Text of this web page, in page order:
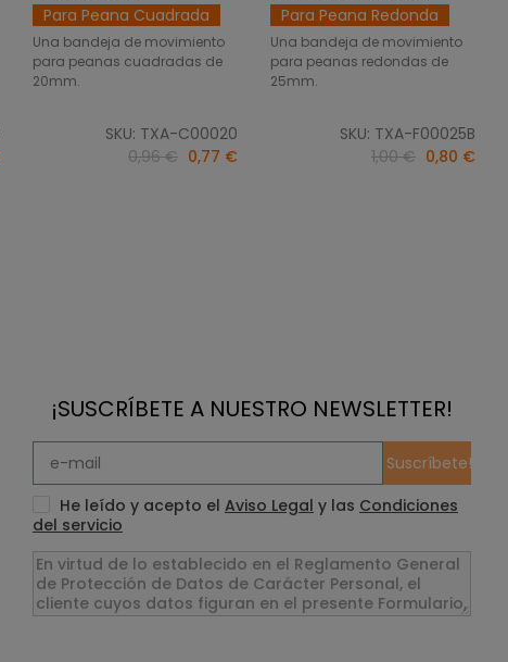
Para Peana Cuadrada
Una bandeja de movimiento
para peanas cuadradas de
20mm.
SKU: TXA-C00020
0,96 € 0,77 €
Para Peana Redonda
Una bandeja de movimiento
para peanas redondas de
25mm.
SKU: TXA-F00025B
1,00 € 0,80 €
¡SUSCRÍBETE A NUESTRO NEWSLETTER!
Suscríbete!
He leído y acepto el Aviso Legal y las Condiciones
del servicio